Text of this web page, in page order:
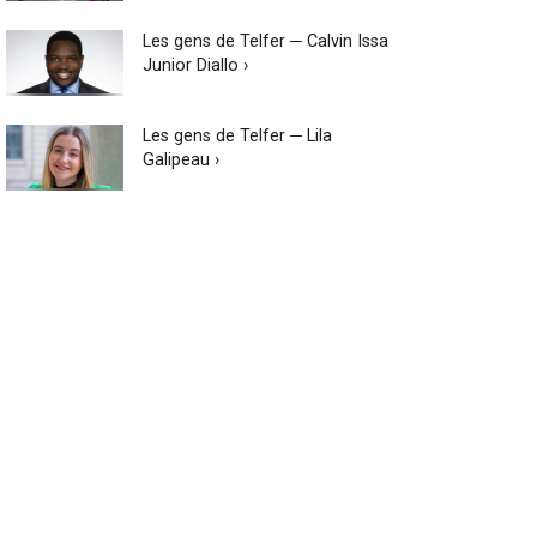
Les gens de Telfer ─ Calvin Issa
Junior Diallo ›
Les gens de Telfer ─ Lila
Galipeau ›